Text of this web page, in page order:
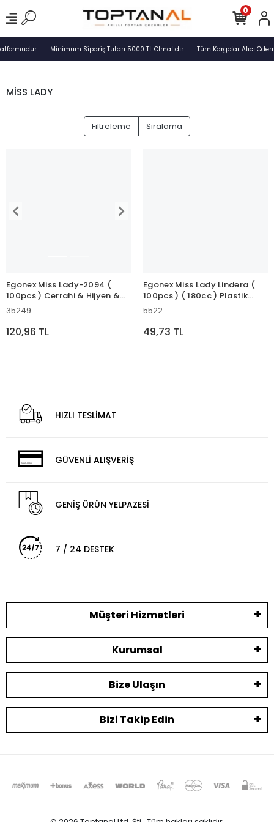
Minimum Sipariş Tutarı 5000 TL Olmalıdır. Tüm Kargolar Alıcı
0
MİSS LADY
Filtreleme Sıralama
Egonex Miss Lady-2094 (
100pcs ) Cerrahi & Hijyen &
Aşcı Kafa Bonesi ( Kutulu
35249
120,96 TL
Egonex Miss Lady Lindera (
100pcs ) ( 180cc ) Plastik
Bardak Kullan At*30=k
5522
49,73 TL
HIZLI TESLİMAT
GÜVENLİ ALIŞVERİŞ
GENİŞ ÜRÜN YELPAZESİ
7 / 24 DESTEK
Müşteri Hizmetleri
Kurumsal
Bize Ulaşın
Bizi Takip Edin